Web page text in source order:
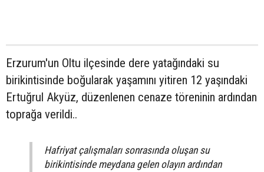
Erzurum'un Oltu ilçesinde dere yatağındaki su
birikintisinde boğularak yaşamını yitiren 12 yaşındaki
Ertuğrul Akyüz, düzenlenen cenaze töreninin ardından
toprağa verildi..
Hafriyat çalışmaları sonrasında oluşan su
birikintisinde meydana gelen olayın ardından